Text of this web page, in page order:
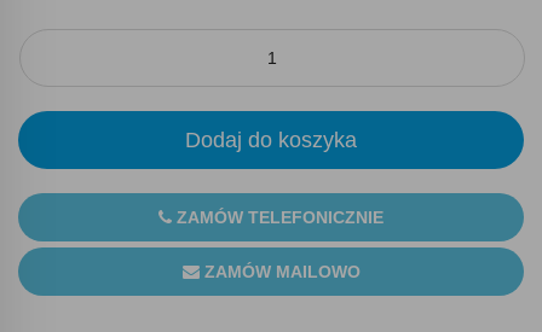
Dodaj do koszyka
ZAMÓW TELEFONICZNIE
ZAMÓW MAILOWO